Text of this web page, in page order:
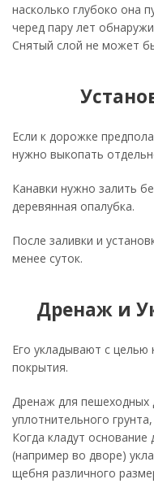
насколько глубоко она
черед пару лет
Снятый слой не может
Если к дорожке
нужно выкопать
Канавки нужно залить
деревянная опалубка.
После заливки и
менее суток.
Дренаж и
Его укладывают с целью
покрытия.
Дренаж для пешеходных
уплотнительного
Когда кладут
(например во дворе)
щебня различного